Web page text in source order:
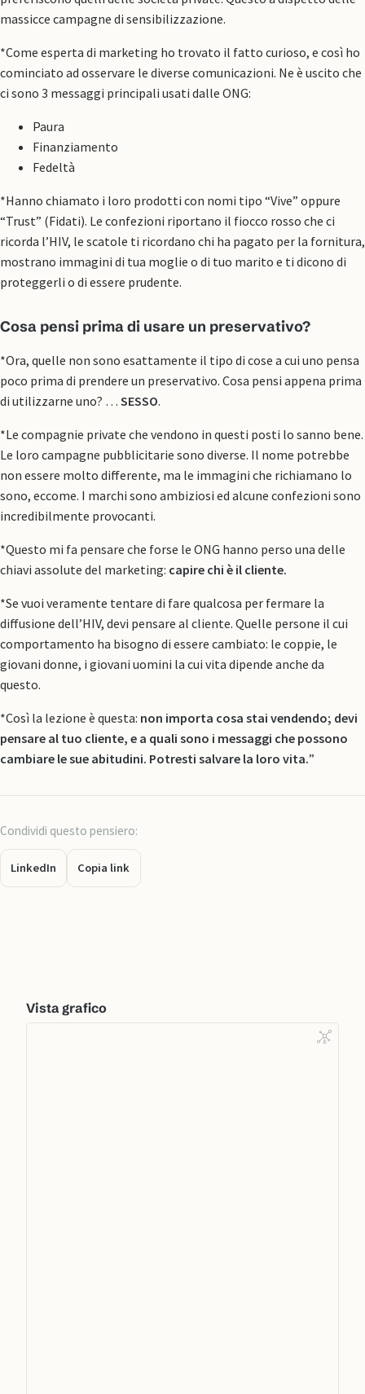
massicce campagne di sensibilizzazione.
*Come esperta di marketing ho trovato il fatto curioso, e così ho
cominciato ad osservare le diverse comunicazioni. Ne è uscito che
ci sono 3 messaggi principali usati dalle ONG:
Paura
Finanziamento
Fedeltà
*Hanno chiamato i loro prodotti con nomi tipo “Vive” oppure
“Trust” (Fidati). Le confezioni riportano il fiocco rosso che ci
ricorda l’HIV, le scatole ti ricordano chi ha pagato per la fornitura,
mostrano immagini di tua moglie o di tuo marito e ti dicono di
proteggerli o di essere prudente.
Cosa pensi prima di usare un preservativo?
*Ora, quelle non sono esattamente il tipo di cose a cui uno pensa
poco prima di prendere un preservativo. Cosa pensi appena prima
di utilizzarne uno? … SESSO.
*Le compagnie private che vendono in questi posti lo sanno bene.
Le loro campagne pubblicitarie sono diverse. Il nome potrebbe
non essere molto differente, ma le immagini che richiamano lo
sono, eccome. I marchi sono ambiziosi ed alcune confezioni sono
incredibilmente provocanti.
*Questo mi fa pensare che forse le ONG hanno perso una delle
chiavi assolute del marketing: capire chi è il cliente.
*Se vuoi veramente tentare di fare qualcosa per fermare la
diffusione dell’HIV, devi pensare al cliente. Quelle persone il cui
comportamento ha bisogno di essere cambiato: le coppie, le
giovani donne, i giovani uomini la cui vita dipende anche da
questo.
*Così la lezione è questa: non importa cosa stai vendendo; devi
pensare al tuo cliente, e a quali sono i messaggi che possono
cambiare le sue abitudini. Potresti salvare la loro vita.”
Condividi questo pensiero:
LinkedIn Copia link
Vista grafico